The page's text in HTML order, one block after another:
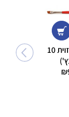
SF מכחול זוית 10
₪